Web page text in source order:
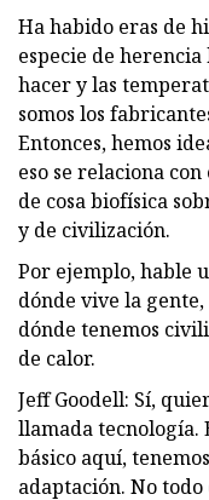
Ha habido eras de
especie de
hacer y las
somos los
Entonces, hemos
eso se relaciona
de cosa biofísica
y de civilización.
Por ejemplo, hable
dónde vive la
dónde tenemos
de calor.
Jeff Goodell: Sí,
llamada
básico aquí,
adaptación. No